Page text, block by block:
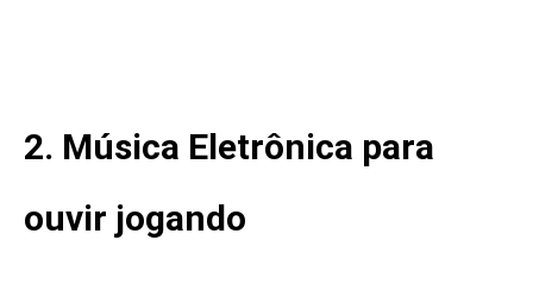
2. Música Eletrônica para
ouvir jogando